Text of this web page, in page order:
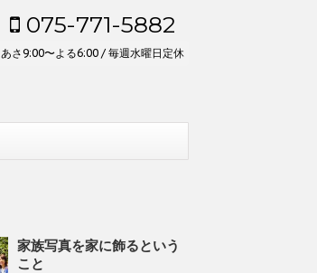
075-771-5882
あさ9:00〜よる6:00 / 毎週水曜日定休
家族写真を家に飾るという
こと